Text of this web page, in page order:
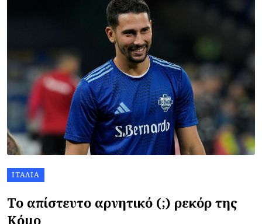
ΙΤΑΛΊΑ
Το απίστευτο αρνητικό (;) ρεκόρ της
Κόμο